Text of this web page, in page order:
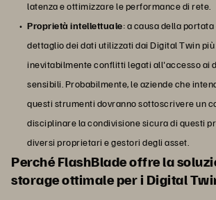
latenza e ottimizzare le performance di rete.
Proprietà intellettuale: a causa della
dettaglio dei dati utilizzati dai Digital Twin
inevitabilmente conflitti legati all'accesso ai
sensibili. Probabilmente, le aziende che
questi strumenti dovranno sottoscrivere un
disciplinare la condivisione sicura di questi
diversi proprietari e gestori degli asset.
Perché FlashBlade offre la
storage ottimale per i Digital